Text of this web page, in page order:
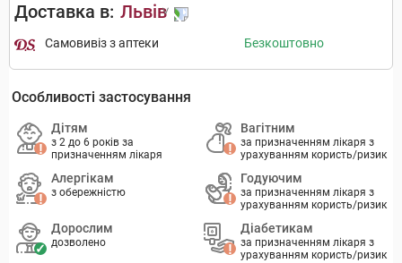
Доставка в: Львів
Самовивіз з аптеки Безкоштовно
Особливості застосування
Дітям
з 2 до 6 років за
призначенням лікаря
Вагітним
за призначенням лікаря з
урахуванням користь/ризик
Алергікам
з обережністю
Годуючим
за призначенням лікаря з
урахуванням користь/ризик
Дорослим
дозволено
Діабетикам
за призначенням лікаря з
урахуванням користь/ризик